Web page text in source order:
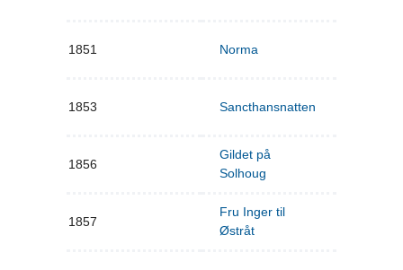
1851 Norma
1853 Sancthansnatten
1856
Gildet på
Solhoug
1857
Fru Inger til
Østråt